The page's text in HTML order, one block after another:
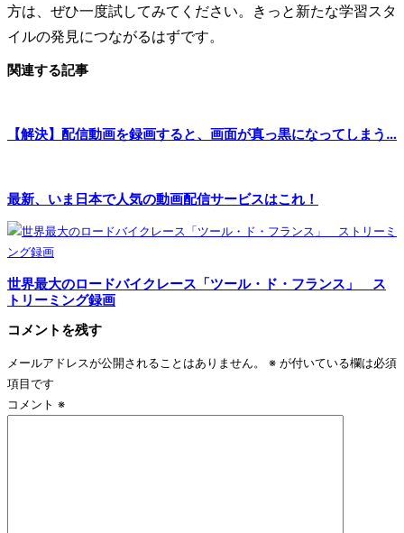
方は、ぜひ一度試してみてください。きっと新たな学習スタ
イルの発見につながるはずです。
関連する記事
【解決】配信動画を録画すると、画面が真っ黒になってしまう…
最新、いま日本で人気の動画配信サービスはこれ！
世界最大のロードバイクレース「ツール・ド・フランス」 ス
トリーミング録画
コメントを残す
メールアドレスが公開されることはありません。 ※ が付いている欄は必須
項目です
コメント ※